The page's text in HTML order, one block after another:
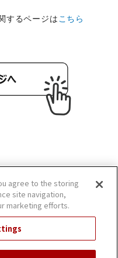
するページは こちら
へ戻る
agree to the storing
site navigation,
marketing efforts.